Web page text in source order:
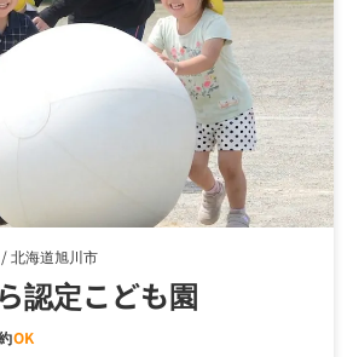
/北海道旭川市
認定こども園
OK